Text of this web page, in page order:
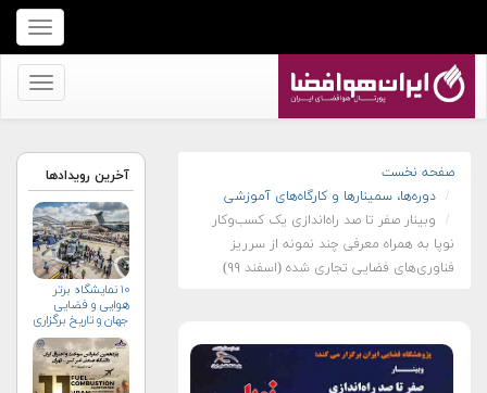
برای
نمایش
منو
برای
کنید
صفحه نخست
دوره‌ها، سمینارها و کارگاه‌های آموزشی
وبینار صفر تا صد راه‌اندازی یک كسب‌وكار
نوپا به همراه معرفی چند نمونه از سرريز
فناوری‌های فضایی تجاری شده (اسفند ۹۹)
آخرین رویدادها
۱۰ نمایشگاه برتر
هوایی و فضایی
جهان و تاریخ برگزاری
آن‌ها